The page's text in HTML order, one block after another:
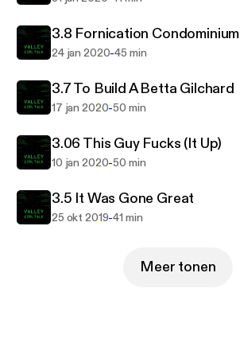
3.8 Fornication Condominium
24 jan 2020-45 min
3.7 To Build A Betta Gilchard
17 jan 2020-50 min
3.06 This Guy Fucks (It Up)
10 jan 2020-50 min
3.5 It Was Gone Great
25 okt 2019-41 min
Meer tonen